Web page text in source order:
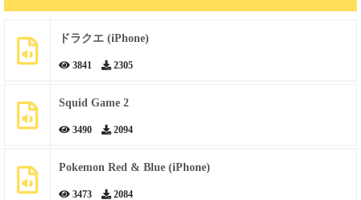
ドラクエ (iPhone)
3841 2305
Squid Game 2
3490 2094
Pokemon Red & Blue (iPhone)
3473 2084